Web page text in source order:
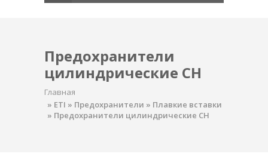
Предохранители
цилиндрические CH
Главная
» ETI » Предохранители » Плавкие вставки
» Предохранители цилиндрические CH